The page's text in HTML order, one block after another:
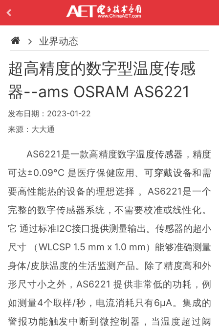
业界动态
超高精度的数字型温度传感
器--ams OSRAM AS6221
发布日期：2023-01-22
来源：大大通
AS6221是一款高精度数字温度传感器 ，精度
可达±0.09°C 是医疗保健应用、可穿戴设备和需
要高性能热的设备的理想选择 。AS6221是一个
完整的数字传感器系统，不需要校准或线性化。
它 通过标准I2C接口提供测量输出。传感器的超小
尺寸 （WLCSP 1.5 mm x 1.0 mm）能够准确测量
身体/皮肤温度的生活监测产品。除了精度高和外
形尺寸小之外，AS6221 提供非常低的功耗，例
如测量4个取样/秒，电流消耗只有6μA。集成的
警报功能触发中断到微控制器，当温度超过阈